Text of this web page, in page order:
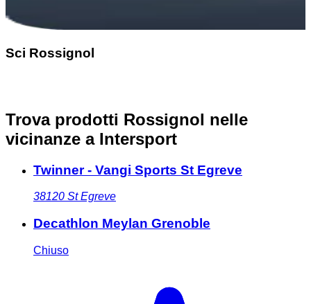
Sci Rossignol
Trova prodotti Rossignol nelle
vicinanze a Intersport
Twinner - Vangi Sports St Egreve
38120 St Egreve
Decathlon Meylan Grenoble
Chiuso